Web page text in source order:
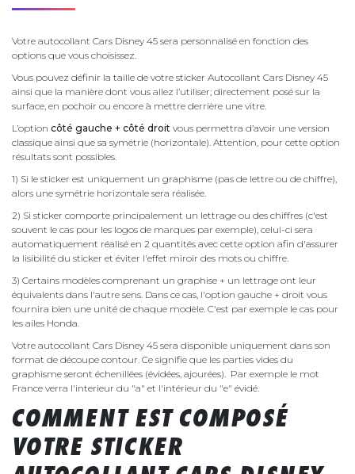
Votre autocollant Cars Disney 45 sera personnalisé en fonction des
options que vous choisissez.
Vous pouvez définir la taille de votre sticker Autocollant Cars Disney 45
ainsi que la manière dont vous allez l’utiliser; directement posé sur la
surface, en pochoir ou encore à mettre derrière une vitre.
L’option côté gauche + côté droit vous permettra d’avoir une version
classique ainsi que sa symétrie (horizontale). Attention, pour cette option
résultats sont possibles.
1) Si le sticker est uniquement un graphisme (pas de lettre ou de chiffre),
alors une symétrie horizontale sera réalisée.
2) Si sticker comporte principalement un lettrage ou des chiffres (c'est
souvent le cas pour les logos de marques par exemple), celui-ci sera
automatiquement réalisé en 2 quantités avec cette option afin d'assurer
la lisibilité du sticker et éviter l'effet miroir des mots ou chiffre.
3) Certains modèles comprenant un graphise + un lettrage ont leur
équivalents dans l'autre sens. Dans ce cas, l'option gauche + droit vous
fournira bien une unité de chaque modèle. C'est par exemple le cas pour
les ailes Honda.
Votre autocollant Cars Disney 45 sera disponible uniquement dans son
format de découpe contour. Ce signifie que les parties vides du
graphisme seront échenillées (évidées, ajourées). Par exemple le mot
France verra l'interieur du "a" et l'intérieur du "e" évidé.
COMMENT EST COMPOSÉ
VOTRE STICKER